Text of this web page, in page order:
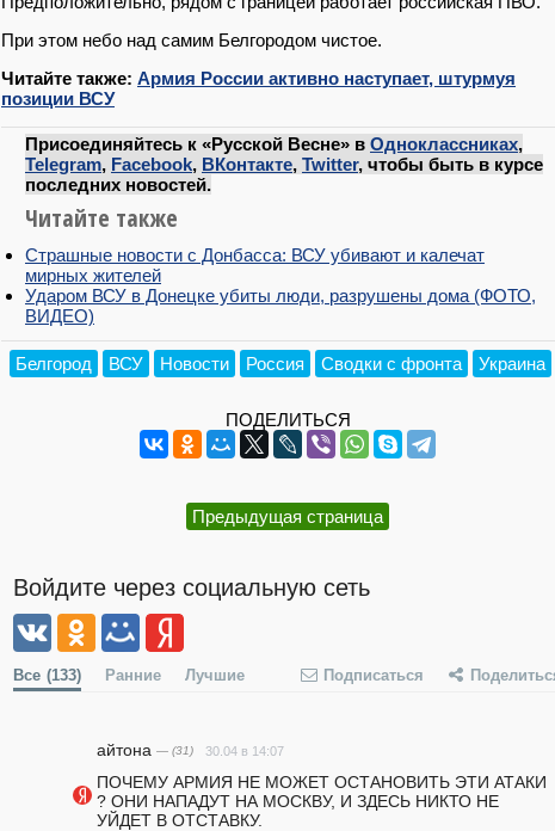
При этом небо над самим Белгородом чистое.
Читайте также: Армия России активно наступает, штурмуя
позиции ВСУ
Присоединяйтесь к «Русской Весне» в Одноклассниках,
Telegram, Facebook, ВКонтакте, Twitter, чтобы быть в курсе
последних новостей.
Читайте также
Страшные новости с Донбасса: ВСУ убивают и калечат
мирных жителей
Ударом ВСУ в Донецке убиты люди, разрушены дома (ФОТО,
ВИДЕО)
Белгород ВСУ Новости Россия Сводки с фронта Украина
ПОДЕЛИТЬСЯ
Предыдущая страница
Войдите через социальную сеть
Все (133) Ранние Лучшие Подписаться
айтона — (31) 30.04 в 14:07
ПОЧЕМУ АРМИЯ НЕ МОЖЕТ ОСТАНОВИТЬ ЭТИ АТАКИ
? ОНИ НАПАДУТ НА МОСКВУ, И ЗДЕСЬ НИКТО НЕ
УЙДЕТ В ОТСТАВКУ.